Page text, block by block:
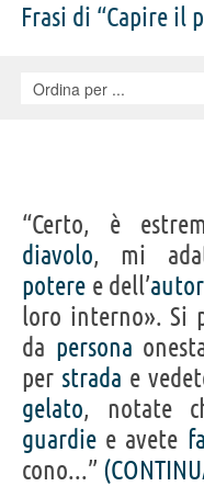
Frasi di “Capire il
“Certo, è
diavolo, mi
potere e dell’
loro interno». Si
da persona
per strada e
gelato, notate
guardie e avete
cono...”